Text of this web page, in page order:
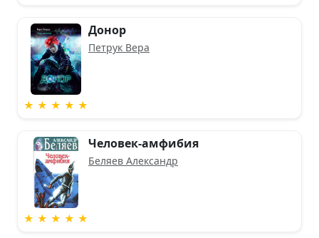
★ ★ ★ ★ ★
Донор
Петрук Вера
★ ★ ★ ★ ★
Человек-амфибия
Беляев Александр